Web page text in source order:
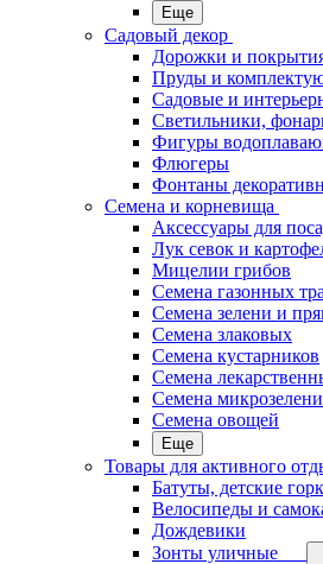
Еще
Садовый декор
Дорожки и
Пруды и
Садовые и
Светильники,
Фигуры
Флюгеры
Фонтаны
Семена и корневища
Аксессуары для
Лук севок и
Мицелии грибов
Семена газонных
Семена зелени и
Семена злаковых
Семена кустарников
Семена
Семена микрозелени
Семена овощей
Еще
Товары для активного
Батуты, детские
Велосипеды и
Дождевики
Зонты уличные